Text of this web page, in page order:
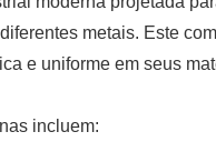
metais. Este
e uniforme em seus
incluem: